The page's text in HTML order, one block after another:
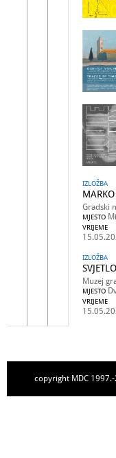
IZLOŽBA
Gradski
MJESTO
VRIJEME
IZLOŽBA
Muzej
MJESTO
VRIJEME
copyright MDC